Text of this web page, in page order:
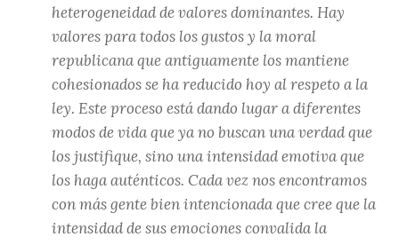
heterogeneidad de valores dominantes. Hay
valores para todos los gustos y la moral
republicana que antiguamente los mantiene
cohesionados se ha reducido hoy al respeto a la
ley. Este proceso está dando lugar a diferentes
modos de vida que ya no buscan una verdad que
los justifique, sino una intensidad emotiva que
los haga auténticos. Cada vez nos encontramos
con más gente bien intencionada que cree que la
intensidad de sus emociones convalida la